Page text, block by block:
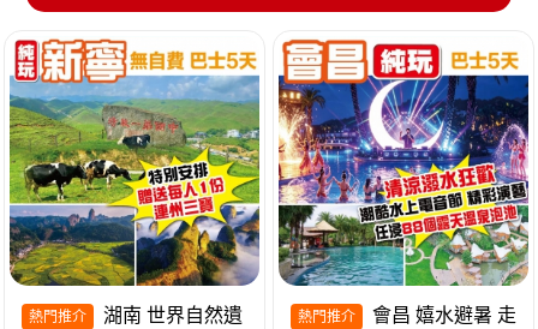
熱門推介 熱門推介